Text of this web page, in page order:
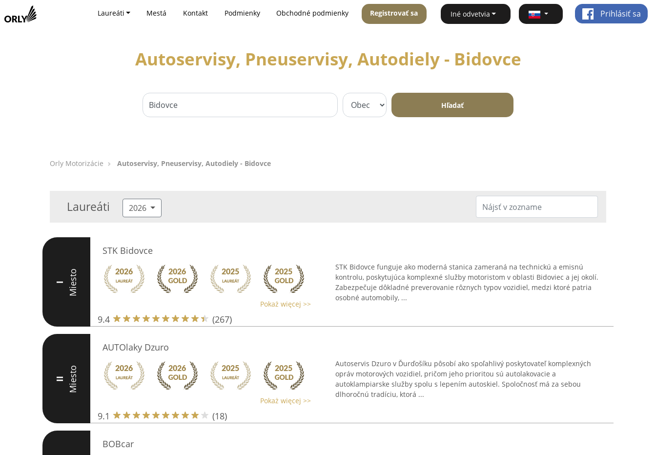
Laureáti Mestá Kontakt Podmienky Obchodné podmienky Registrovať sa Iné odvetvia Prihlásiť sa
Autoservisy, Pneuservisy, Autodiely - Bidovce
Hľadať
Orly Motorizácie Autoservisy, Pneuservisy, Autodiely - Bidovce
Laureáti 2026
I Miesto
STK Bidovce
Pokaż więcej >>
9.4 (267)
STK Bidovce funguje ako moderná stanica zameraná na technickú a emisnú
kontrolu, poskytujúca komplexné služby motoristom v oblasti Bidoviec a jej okolí.
Zabezpečuje dôkladné preverovanie rôznych typov vozidiel, medzi ktoré patria
osobné automobily, ...
II Miesto
AUTOlaky Dzuro
Pokaż więcej >>
9.1 (18)
Autoservis Dzuro v Ďurďošíku pôsobí ako spoľahlivý poskytovateľ komplexných
opráv motorových vozidiel, pričom jeho prioritou sú autolakovacie a
autoklampiarske služby spolu s lepením autoskiel. Spoločnosť má za sebou
dlhoročnú tradíciu, ktorá ...
BOBcar